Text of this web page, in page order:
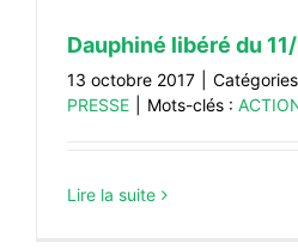
Dauphiné libéré du
13 octobre 2017
PRESSE
Mots-clés :
Lire la suite